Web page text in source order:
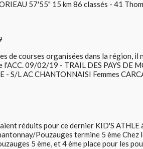
57'55" 15 km 86 classés - 41
de courses organisées dans la région, il
l'ACC. 09/02/19 - TRAIL DES PAYS DE
- S/L AC CHANTONNAISI Femmes
réduits pour ce dernier KID'S ATHLE
Pouzauges termine 5 ème Chez
5 ème, et 4 ème place pour les